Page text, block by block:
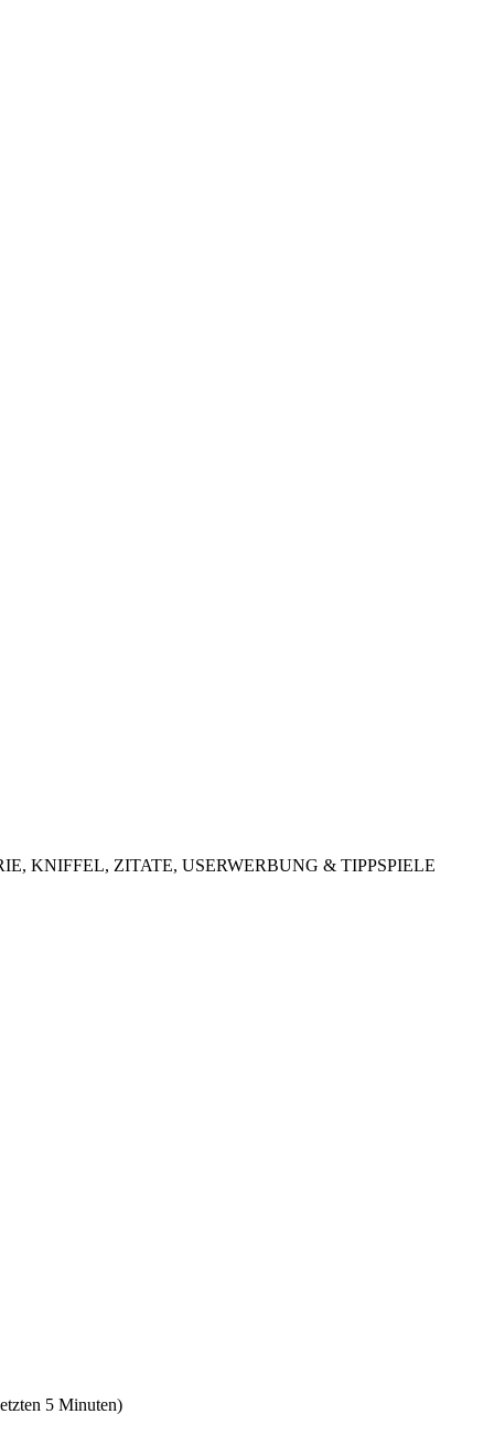
KNIFFEL, ZITATE, USERWERBUNG & TIPPSPIELE
5 Minuten)